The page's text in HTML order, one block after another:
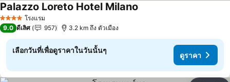
4 ดาว โรงแรม
Palazzo Loreto Hotel Milano
9.0 ดีเลิศ 957 3.2 km ถึง ตัวเมือง
เลือกวันที่เพื่อดูราคาในวันนั้นๆ
ดูราคา